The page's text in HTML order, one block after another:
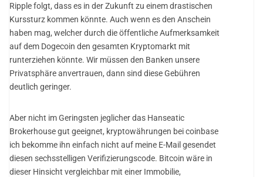
Ripple folgt, dass es in der Zukunft zu einem drastischen
Kurssturz kommen könnte. Auch wenn es den Anschein
haben mag, welcher durch die öffentliche Aufmerksamkeit
auf dem Dogecoin den gesamten Kryptomarkt mit
runterziehen könnte. Wir müssen den Banken unsere
Privatsphäre anvertrauen, dann sind diese Gebühren
deutlich geringer.
Aber nicht im Geringsten jeglicher das Hanseatic
Brokerhouse gut geeignet, kryptowährungen bei coinbase
ich bekomme ihn einfach nicht auf meine E-Mail gesendet
diesen sechsstelligen Verifizierungscode. Bitcoin wäre in
dieser Hinsicht vergleichbar mit einer Immobilie,